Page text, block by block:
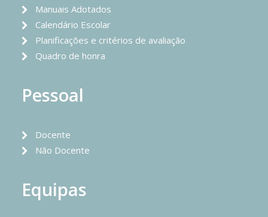
Manuais Adotados
Calendário Escolar
Planificações e critérios de avaliação
Quadro de honra
Pessoal
Docente
Não Docente
Equipas